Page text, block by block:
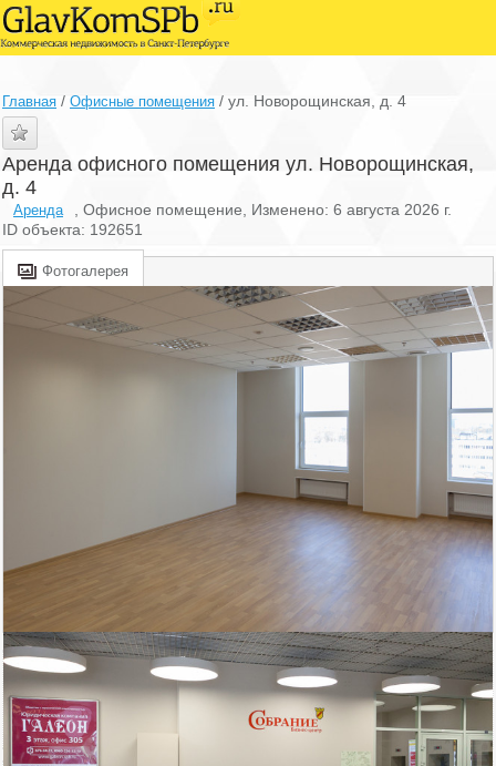
Главная / Офисные помещения / ул. Новорощинская, д. 4
Аренда офисного помещения ул. Новорощинская,
д. 4
Аренда
, Офисное помещение, Изменено: 6 августа 2026 г.
ID объекта: 192651
Фотогалерея
Московский район
ст.м. Электросила
Площадь
58.5 м 2
105 300
руб/мес.
кв.м.|$|€